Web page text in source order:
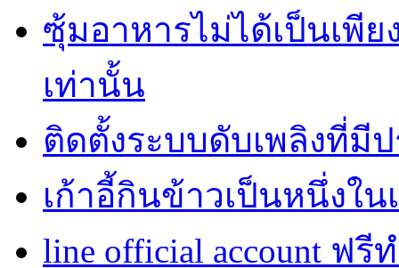
ซุ้มอาหารไม่ได้เป็นเพีย
เท่านั้น
ติดตั้งระบบดับเพลิงที่มี
เก้าอี้กินข้าวเป็นหนึ่งใ
line official account ฟ